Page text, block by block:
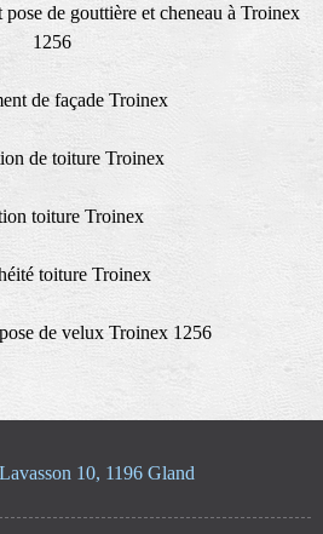
de gouttière et cheneau à Troinex
1256
de façade Troinex
de toiture Troinex
toiture Troinex
toiture Troinex
de velux Troinex 1256
10, 1196 Gland